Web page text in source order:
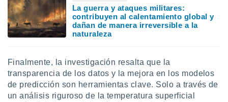
La guerra y ataques militares:
contribuyen al calentamiento global y
dañan de manera irreversible a la
naturaleza
Finalmente, la investigación resalta que la
transparencia de los datos y la mejora en los modelos
de predicción son herramientas clave. Solo a través de
un análisis riguroso de la temperatura superficial